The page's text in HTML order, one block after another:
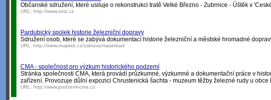
Občanské sdružení, které usiluje o rekonstrukci tratě Velké Březno - Zubrnice - Úštěk v
URL: http://www.zmz.cz
Pardubický spolek historie železniční dopravy
Sdružení osob, které se zabývá dokumentací historie železniční a městské hromadné
URL: http://www.mujweb.cz/zabava/masinkari/
CMA - společnost pro výzkum historického podzemí
Stránka společnosti CMA, která provádí průzkumné, výzkumné a dokumentační práce v
zařízení. Provozuje důlní expozici Chrustenická šachta - muzeum těžby železné rudy u obce
URL: http://www.podzemi-cma.cz